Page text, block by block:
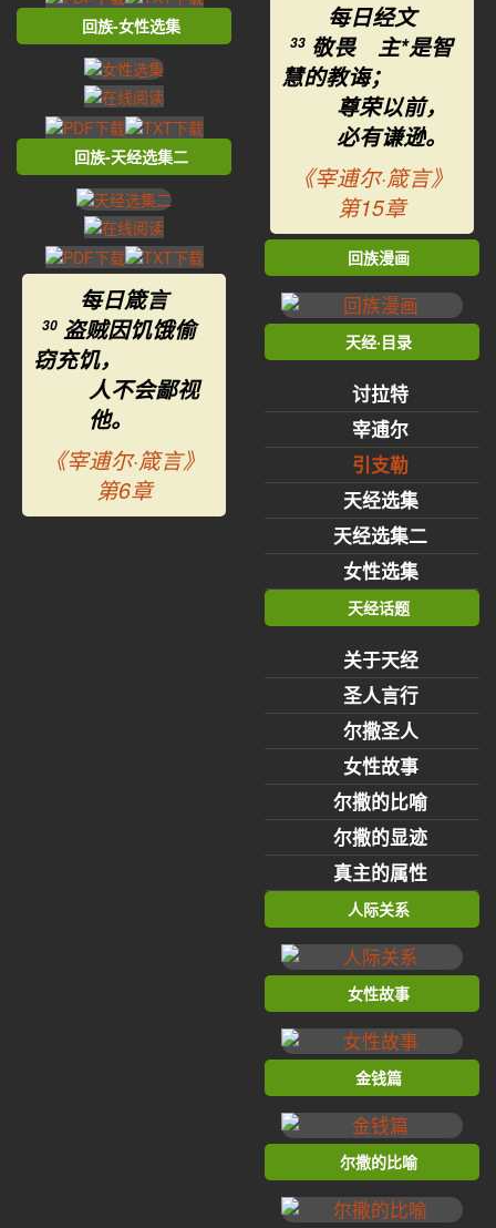
回族-女性选集
回族-天经选集二
每日箴言
30 盗贼因饥饿偷
窃充饥，
人不会鄙视
他。
《宰逋尔·箴言》
第6章
每日经文
33 敬畏 主*是智
慧的教诲；
尊荣以前，
必有谦逊。
《宰逋尔·箴言》
第15章
回族漫画
天经·目录
讨拉特
宰逋尔
引支勒
天经选集
天经选集二
女性选集
天经话题
关于天经
圣人言行
尔撒圣人
女性故事
尔撒的比喻
尔撒的显迹
真主的属性
人际关系
女性故事
金钱篇
尔撒的比喻